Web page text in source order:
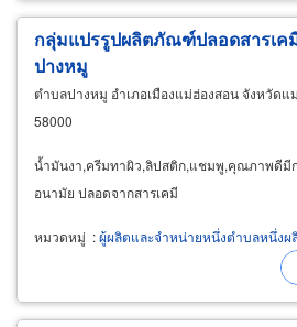
กลุ่มแปรรูปผลิตภัณฑ์ปลอดสารเค
ปางหมู
ตำบลปางหมู อำเภอเมืองแม่ฮ่องสอน จังหวัดแ
58000
น้ำมันงา,ครีมทาผิว,ลิปสติก,แชมพู,คุณภาพดีมี
อนามัย ปลอดจากสารเคมี
หมวดหมู่ :ผู้ผลิตและจำหน่ายหนึ่งตำบลหนึ่ง